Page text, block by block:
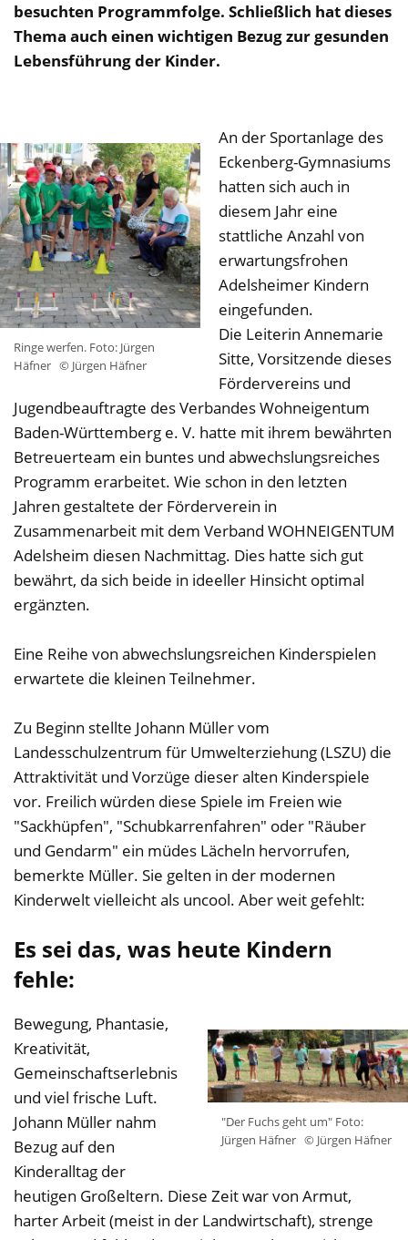
besuchten Programmfolge. Schließlich hat dieses
Thema auch einen wichtigen Bezug zur gesunden
Lebensführung der Kinder.
Ringe werfen. Foto: Jürgen
Häfner © Jürgen Häfner
An der Sportanlage des
Eckenberg-Gymnasiums
hatten sich auch in
diesem Jahr eine
stattliche Anzahl von
erwartungsfrohen
Adelsheimer Kindern
eingefunden.
Die Leiterin Annemarie
Sitte, Vorsitzende dieses
Fördervereins und
Jugendbeauftragte des Verbandes Wohneigentum
Baden-Württemberg e. V. hatte mit ihrem bewährten
Betreuerteam ein buntes und abwechslungsreiches
Programm erarbeitet. Wie schon in den letzten
Jahren gestaltete der Förderverein in
Zusammenarbeit mit dem Verband WOHNEIGENTUM
Adelsheim diesen Nachmittag. Dies hatte sich gut
bewährt, da sich beide in ideeller Hinsicht optimal
ergänzten.
Eine Reihe von abwechslungsreichen Kinderspielen
erwartete die kleinen Teilnehmer.
Zu Beginn stellte Johann Müller vom
Landesschulzentrum für Umwelterziehung (LSZU) die
Attraktivität und Vorzüge dieser alten Kinderspiele
vor. Freilich würden diese Spiele im Freien wie
"Sackhüpfen", "Schubkarrenfahren" oder "Räuber
und Gendarm" ein müdes Lächeln hervorrufen,
bemerkte Müller. Sie gelten in der modernen
Kinderwelt vielleicht als uncool. Aber weit gefehlt:
Es sei das, was heute Kindern
fehle:
"Der Fuchs geht um" Foto:
Jürgen Häfner © Jürgen Häfner
Bewegung, Phantasie,
Kreativität,
Gemeinschaftserlebnis
und viel frische Luft.
Johann Müller nahm
Bezug auf den
Kinderalltag der
heutigen Großeltern. Diese Zeit war von Armut,
harter Arbeit (meist in der Landwirtschaft), strenge